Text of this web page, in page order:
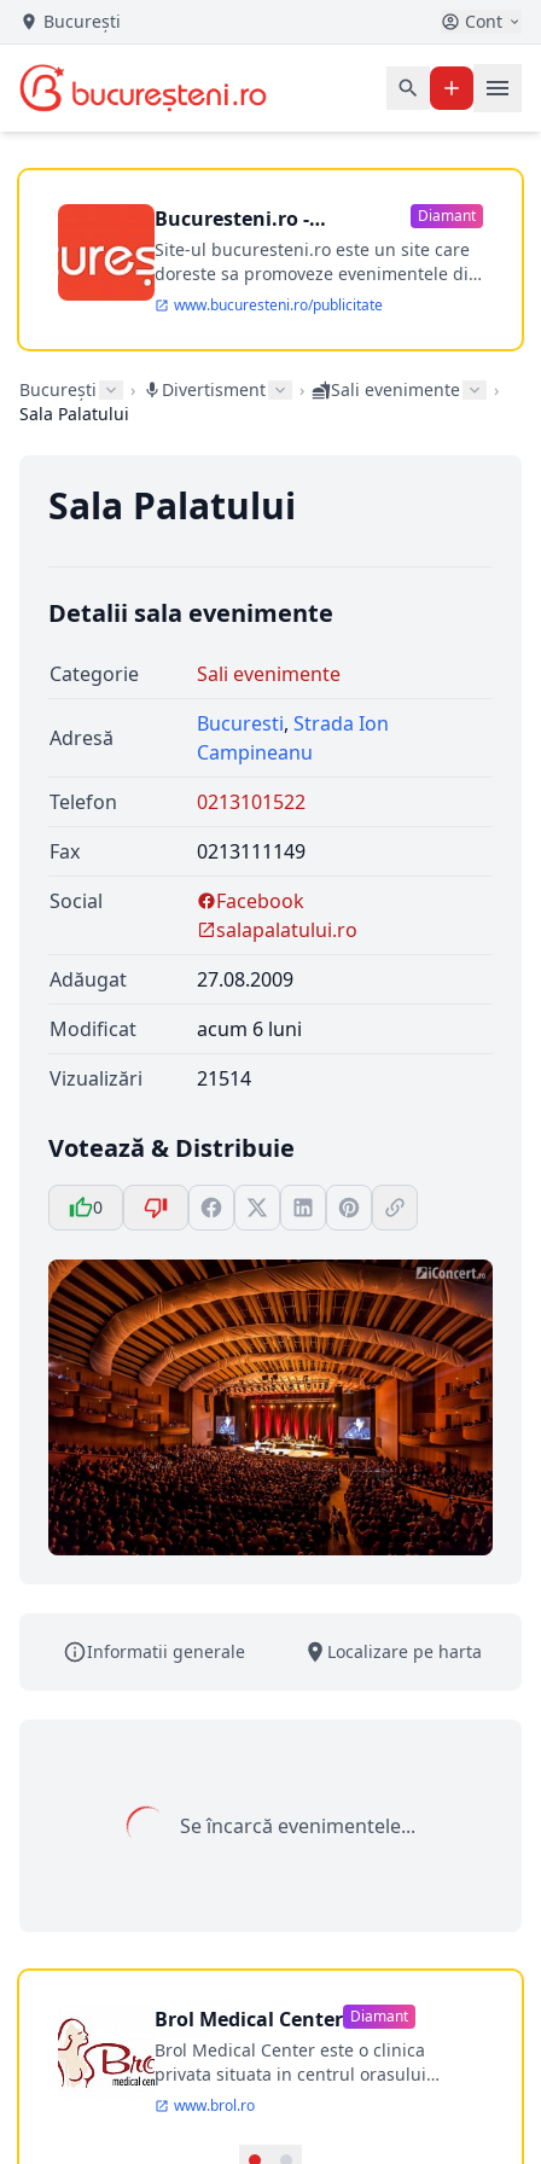
București Cont
Bucuresteni.ro -
publicitate online
Diamant
Site-ul bucuresteni.ro este un site care
doreste sa promoveze evenimentele din
Bucuresti si nu numai, sa puna la
dispozitia utilizatorului cea mai
performanta harta electronica a
ofere posibilitatea firmel...
www.bucuresteni.ro/publicitate
București › Divertisment › Sali evenimente
›
Sala Palatului
Sala Palatului
Detalii sala evenimente
Categorie Sali evenimente
Adresă
Bucuresti, Strada Ion
Campineanu
Telefon
0213101522
Fax
0213111149
Social
Facebook
salapalatului.ro
Adăugat
27.08.2009
Modificat
acum 6 luni
Vizualizări
21514
Votează & Distribuie
0
Informatii generale Localizare pe harta
Se încarcă evenimentele...
Brol Medical Center Diamant
Brol Medical Center este o clinica
privata situata in centrul orasului
Timisoara avand o experienta de
www.brol.ro